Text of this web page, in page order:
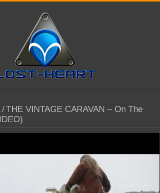
/THE VINTAGE CARAVAN – On The